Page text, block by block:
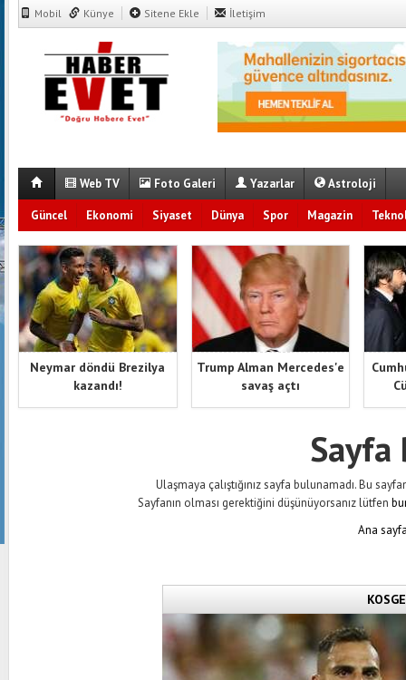
Mobil Künye Sitene Ekle İletişim
Web TV Foto Galeri Yazarlar Astroloji
Güncel Ekonomi Siyaset Dünya Spor Magazin
Neymar döndü Brezilya
kazandı!
Trump Alman Mercedes'e
savaş açtı
Sayfa
Ulaşmaya çalıştığınız sayfa bulunamadı. Bu
Sayfanın olması gerektiğini düşünüyorsanız lütfen
Ana